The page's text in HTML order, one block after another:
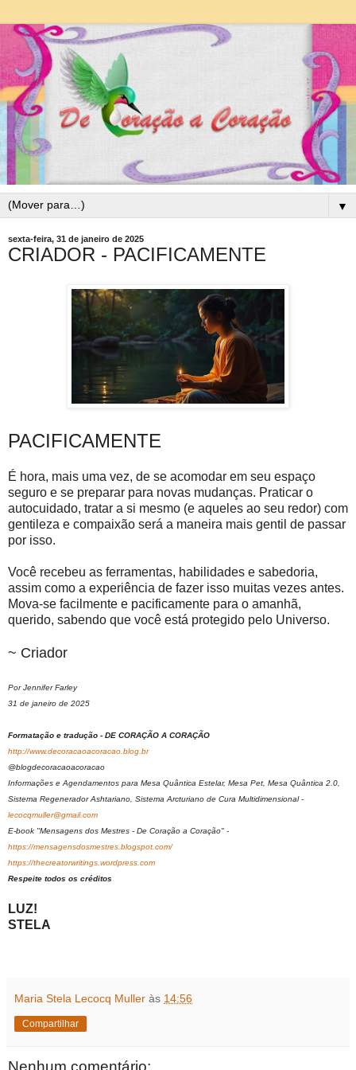
▼
sexta-feira, 31 de janeiro de 2025
CRIADOR - PACIFICAMENTE
PACIFICAMENTE
É hora, mais uma vez, de se acomodar em seu espaço
seguro e se preparar para novas mudanças. Praticar o
autocuidado, tratar a si mesmo (e aqueles ao seu redor) com
gentileza e compaixão será a maneira mais gentil de passar
por isso.
Você recebeu as ferramentas, habilidades e sabedoria,
assim como a experiência de fazer isso muitas vezes antes.
Mova-se facilmente e pacificamente para o amanhã,
querido, sabendo que você está protegido pelo Universo.
~ Criador
Por Jennifer Farley
31 de janeiro de 2025
Formatação e tradução - DE CORAÇÃO A CORAÇÃO
http://www.decoracaoacoracao.blog.br
@blogdecoracaoacoracao
Informações e Agendamentos para Mesa Quântica Estelar, Mesa Pet, Mesa Quântica 2.0,
Sistema Regenerador Ashtariano, Sistema Arcturiano de Cura Multidimensional -
lecocqmuller@gmail.com
E-book "Mensagens dos Mestres - De Coração a Coração" -
https://mensagensdosmestres.blogspot.com/
https://thecreatorwritings.wordpress.com
Respeite todos os créditos
LUZ!
STELA
Maria Stela Lecocq Muller às 14:56
Compartilhar
Nenhum comentário: